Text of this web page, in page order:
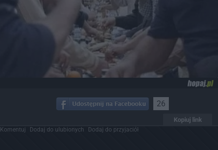
26
Kopiuj link
Komentuj Dodaj do ulubionych Dodaj do przyjaciół